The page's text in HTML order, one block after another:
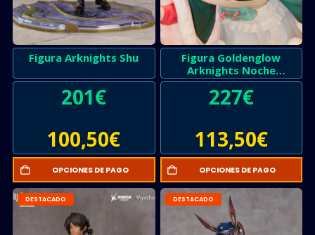
Figura Arknights Shu
201€
100,50€
OPCIONES DE PAGO
Figura Goldenglow
Arknights Noche
Brillante
227€
113,50€
OPCIONES DE PAGO
DESTACADO DESTACADO